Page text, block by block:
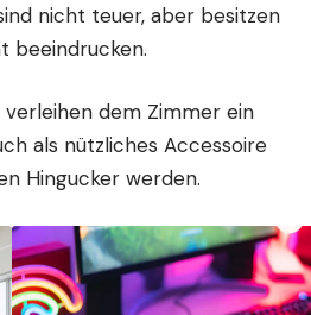
nicht teuer, aber besitzen
beeindrucken.
verleihen dem Zimmer ein
als nützliches Accessoire
Hingucker werden.